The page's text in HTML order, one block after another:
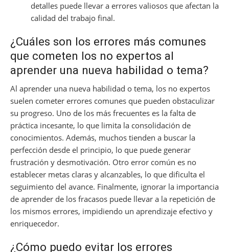
detalles puede llevar a errores valiosos que afectan la
calidad del trabajo final.
¿Cuáles son los errores más comunes
que cometen los no expertos al
aprender una nueva habilidad o tema?
Al aprender una nueva habilidad o tema, los no expertos
suelen cometer errores comunes que pueden obstaculizar
su progreso. Uno de los más frecuentes es la falta de
práctica incesante, lo que limita la consolidación de
conocimientos. Además, muchos tienden a buscar la
perfección desde el principio, lo que puede generar
frustración y desmotivación. Otro error común es no
establecer metas claras y alcanzables, lo que dificulta el
seguimiento del avance. Finalmente, ignorar la importancia
de aprender de los fracasos puede llevar a la repetición de
los mismos errores, impidiendo un aprendizaje efectivo y
enriquecedor.
¿Cómo puedo evitar los errores